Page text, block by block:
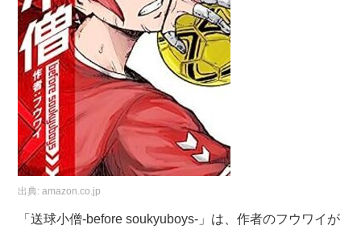
出典:amazon.co.jp
「送球小僧-before soukyuboys-」は、作者のフウワイが